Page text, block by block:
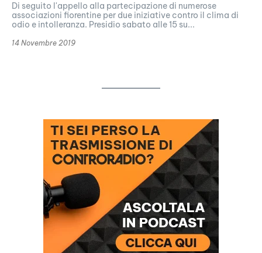
Di seguito l'appello alla partecipazione di numerose
associazioni fiorentine per due iniziative contro il clima di
odio e intolleranza. Presidio sabato alle 15 su...
14 Novembre 2019